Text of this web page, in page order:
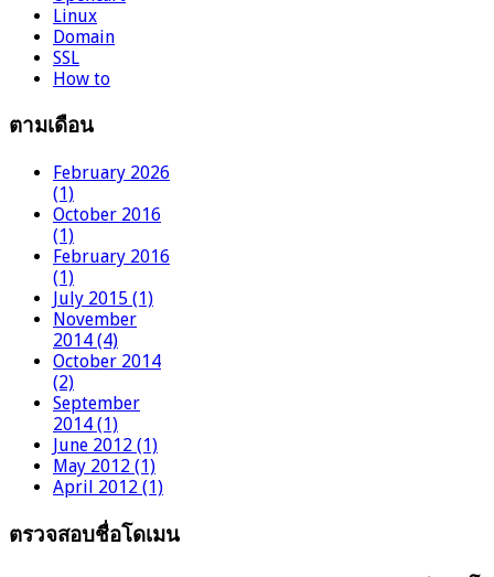
Linux
Domain
SSL
How to
ตามเดือน
February 2026
(1)
October 2016
(1)
February 2016
(1)
July 2015 (1)
November
2014 (4)
October 2014
(2)
September
2014 (1)
June 2012 (1)
May 2012 (1)
April 2012 (1)
ตรวจสอบชื่อโดเมน